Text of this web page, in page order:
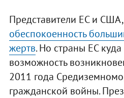
Представители ЕС и
обеспокоенность
жертв. Но страны ЕС
возможность
2011 года
гражданской войны.